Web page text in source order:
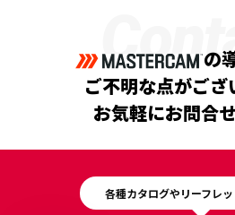
の
ご不明な点がござ
お気軽にお問合
各種カタログやリーフレ